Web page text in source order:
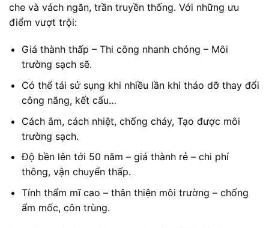
che và vách ngăn, trần truyền thống. Với những ưu
điểm vượt trội:
Giá thành thấp – Thi công nhanh chóng – Môi
trường sạch sẽ.
Có thể tái sử sụng khi nhiều lần khi tháo dỡ thay đổi
công năng, kết cấu…
Cách âm, cách nhiệt, chống cháy, Tạo được môi
trường sạch.
Độ bền lên tới 50 năm – giá thành rẻ – chi phí
thông, vận chuyển thấp.
Tính thẩm mĩ cao – thân thiện môi trường – chống
ẩm mốc, côn trùng.